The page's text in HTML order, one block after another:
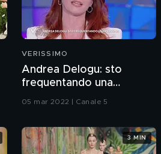
Lorella
mia
Il meglio di
Cuccarini
sto
ad Amici"
VERISSIMO
Andrea Delogu: sto
frequentando una
05 mar 2022 | Canale 5
3 MIN